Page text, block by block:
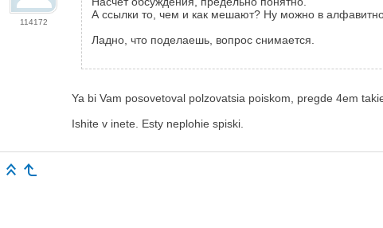
114172
А ссылки то, чем и как мешают? Ну можно в
Ладно, что поделаешь, вопрос снимается.
Ya bi Vam posovetoval polzovatsia poiskom, pregde 4em
Ishite v inete. Esty neplohie spiski.